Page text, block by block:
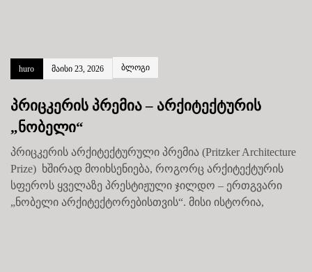
huro მაისი 23, 2026 ბლოგი
პრიცკერის პრემია – არქიტექტურის
„ნობელი“
პრიცკერის არქიტექტურული პრემია (Pritzker Architecture
Prize) ხშირად მოიხსენიება, როგორც არქიტექტურის
სფეროს ყველაზე პრესტიჟული ჯილდო – ერთგვარი
„ნობელი არქიტექტორებისთვის“. მისი ისტორია,